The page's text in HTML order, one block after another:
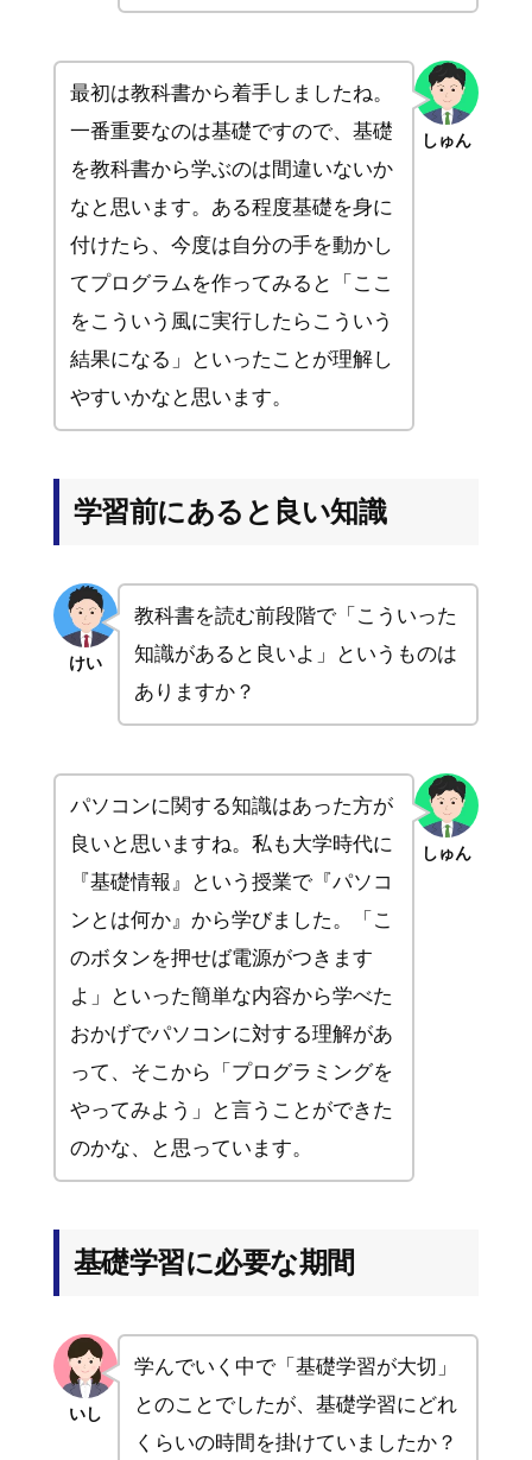
しゅん
最初は教科書から着手しましたね。
一番重要なのは基礎ですので、基礎
を教科書から学ぶのは間違いないか
なと思います。ある程度基礎を身に
付けたら、今度は自分の手を動かし
てプログラムを作ってみると「ここ
をこういう風に実行したらこういう
結果になる」といったことが理解し
やすいかなと思います。
学習前にあると良い知識
けい
教科書を読む前段階で「こういった
知識があると良いよ」というものは
ありますか？
しゅん
パソコンに関する知識はあった方が
良いと思いますね。私も大学時代に
『基礎情報』という授業で『パソコ
ンとは何か』から学びました。「こ
のボタンを押せば電源がつきます
よ」といった簡単な内容から学べた
おかげでパソコンに対する理解があ
って、そこから「プログラミングを
やってみよう」と言うことができた
のかな、と思っています。
基礎学習に必要な期間
いし
学んでいく中で「基礎学習が大切」
とのことでしたが、基礎学習にどれ
くらいの時間を掛けていましたか？